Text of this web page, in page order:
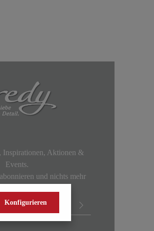
Inspirationen, Aktionen &
Events.
und nichts mehr
Konfigurieren